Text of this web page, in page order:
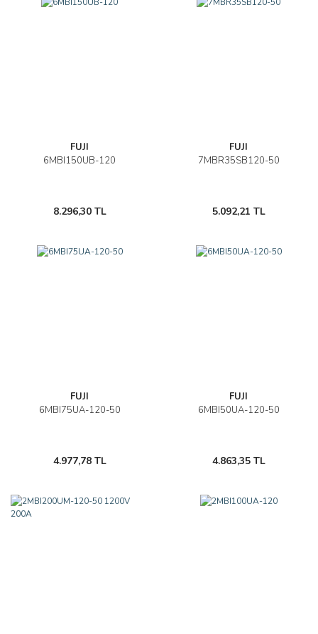
FUJI
6MBI150UB-120
8.296,30 TL
FUJI
7MBR35SB120-50
5.092,21 TL
FUJI
6MBI75UA-120-50
4.977,78 TL
FUJI
6MBI50UA-120-50
4.863,35 TL